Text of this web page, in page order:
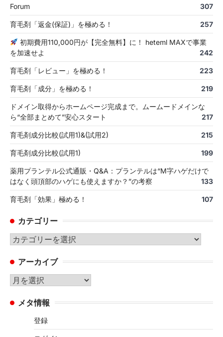
Forum 307
育毛剤「返金(保証)」を極める！ 257
初期費用110,000円が【完全無料】に！ heteml MAXで事業
を加速せよ
242
育毛剤「レビュー」を極める！ 223
育毛剤「成分」を極める！ 219
ドメイン取得からホームページ完成まで。ムームードメインな
ら“全部まとめて”安心スタート
217
育毛剤成分比較(試用1)&(試用2) 215
育毛剤成分比較(試用1) 199
薬用プランテル公式通販・Q&A：プランテルは“M字ハゲだけで
はなく頭頂部のハゲにも使えますか？”の考察
133
育毛剤「効果」極める！ 107
カテゴリー
カ
ゴ
リ
ー
アーカイブ
ア
カ メタ情報
登録